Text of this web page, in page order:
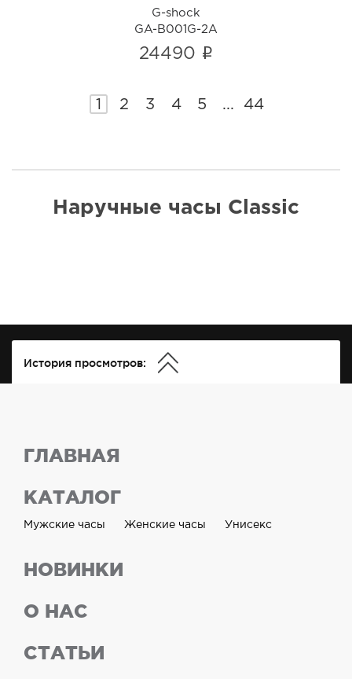
G-shock
GA-B001G-2A
24490 i
1 2 3 4 5 44
Наручные часы Classic
История просмотров:
ГЛАВНАЯ
КАТАЛОГ
Мужские часы Женские часы Унисекс
НОВИНКИ
О НАС
СТАТЬИ